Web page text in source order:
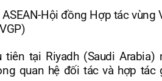
Hội đồng Hợp tác vùng
tại Riyadh (Saudi Arabia)
quan hệ đối tác và hợp tác